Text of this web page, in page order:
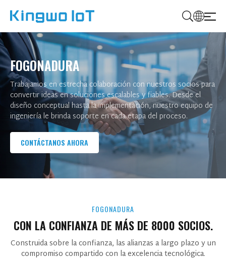
i
g
w
o
I
o
T
FOGONADURA
Trabajamos en estrecha colaboración con nuestros socios para
convertir ideas en soluciones escalables y fiables. Desde el
diseño conceptual hasta la implementación, nuestro equipo de
ingeniería le brinda soporte en cada etapa del proceso.
CONTÁCTANOS AHORA
FOGONADURA
CON LA CONFIANZA DE MÁS DE 8000 SOCIOS.
Construida sobre la confianza, las alianzas a largo plazo y un
compromiso compartido con la excelencia tecnológica.